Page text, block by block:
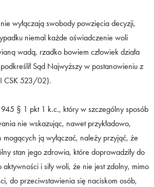
wyłączają swobody powzięcia decyzji,
niemal każde oświadczenie woli
wadą, rzadko bowiem człowiek działa
Sąd Najwyższy w postanowieniu z
CSK 523/02).
§ 1 pkt 1 k.c., który w szczególny sposób
nie wskazując, nawet przykładowo,
ją wyłączać, należy przyjąć, że
stan jego zdrowia, które doprowadziły do
aktywności i siły woli, że nie jest zdolny, mimo
do przeciwstawienia się naciskom osób,